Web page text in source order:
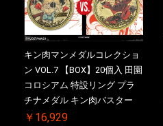
キン肉マンメダルコレクショ
ン VOL.7 【BOX】20個入 田園
コロシアム 特設リング プラ
チナメダル キン肉バスター
VS. キン肉バスターやぶり ケ
￥16,929